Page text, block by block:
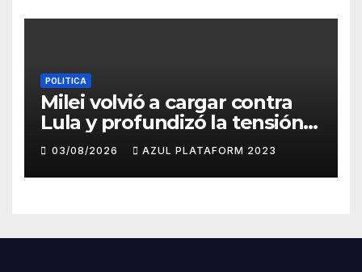
POLITICA
Milei volvió a cargar contra
Lula y profundizó la tensión
con Brasil
03/08/2026 AZUL PLATAFORM 2023